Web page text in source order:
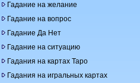
Гадание на желание
Гадание на вопрос
Гадание Да Нет
Гадание на ситуацию
Гадания на картах Таро
Гадания на игральных картах